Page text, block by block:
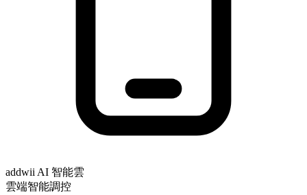
addwii AI 智能雲
雲端智能調控